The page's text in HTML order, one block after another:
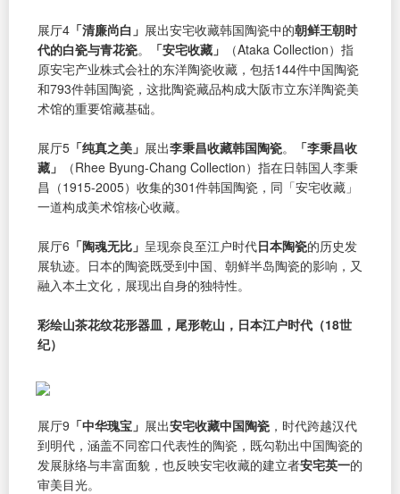
展厅4 「清廉尚白」 展出安宅收藏韩国陶瓷中的朝鲜王朝时
代的白瓷与青花瓷。 「安宅收藏」
（Ataka Collection）指
原安宅产业株式会社的东洋陶瓷收藏，包括144件中国陶瓷
和793件韩国陶瓷，这批陶瓷藏品构成大阪市立东洋陶瓷美
术馆的重要馆藏基础。
展厅5 「纯真之美」 展出李秉昌收藏韩国陶瓷。
「李秉昌收
藏」
（Rhee Byung-Chang Collection）指在日韩国人李秉
昌（1915-2005）收集的301件韩国陶瓷，同「安宅收藏」
一道构成美术馆核心收藏。
展厅6 「陶魂无比」 呈现奈良至江户时代日本陶瓷的历史发
展轨迹。日本的陶瓷既受到中国、朝鲜半岛陶瓷的影响，又
融入本土文化，展现出自身的独特性。
彩绘山茶花纹花形器皿，尾形乾山，日本江户时代（18世
纪）
展厅9 「中华瑰宝」 展出安宅收藏中国陶瓷 ，时代跨越汉代
到明代，涵盖不同窑口代表性的陶瓷，既勾勒出中国陶瓷的
发展脉络与丰富面貌，也反映安宅收藏的建立者安宅英一的
审美目光。